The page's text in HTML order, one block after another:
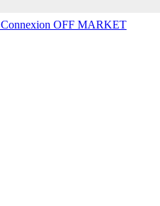
Connexion OFF MARKET